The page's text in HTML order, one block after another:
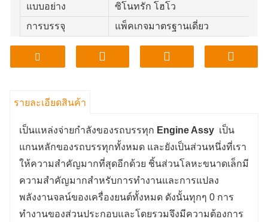
แบบอย่าง
ซิโนทรัก โฮโว
การบรรจุ
แพ็คเกจมาตรฐานเดี่ยว
คุณภาพ
ซูพีเรียร์
รายละเอียดสินค้า
เป็นแหล่งจ่ายกำลังของรถบรรทุก Engine Assy เป็น
แกนหลักของรถบรรทุกทั้งหมด และยังเป็นส่วนหนึ่งที่เรา
ให้ความสำคัญมากที่สุดอีกด้วย ชิ้นส่วนโลหะขนาดเล็กมี
ความสำคัญมากสำหรับการทำงานและการแปลง
พลังงานจลน์ของเครื่องยนต์ทั้งหมด ดังนั้นทุกๆ 0 การ
ทำงานของส่วนประกอบและโดยรวมจึงมีความต้องการ